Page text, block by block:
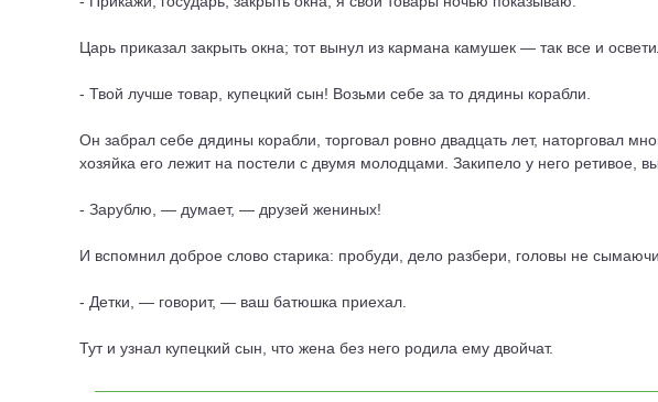
Царь приказал закрыть окна; тот вынул из кармана камушек — так все и
- Твой лучше товар, купецкий сын! Возьми себе за то дядины корабли.
Он забрал себе дядины корабли, торговал ровно двадцать лет, наторговал
хозяйка его лежит на постели с двумя молодцами. Закипело у него ретивое,
- Зарублю, — думает, — друзей жениных!
И вспомнил доброе слово старика: пробуди, дело разбери, головы не
- Детки, — говорит, — ваш батюшка приехал.
Тут и узнал купецкий сын, что жена без него родила ему двойчат.